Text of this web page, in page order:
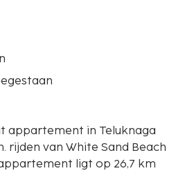
appartement in Teluknaga
rijden van White Sand Beach